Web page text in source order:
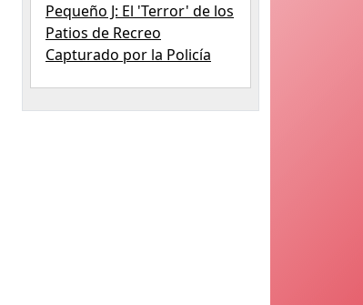
Pequeño J: El 'Terror' de los
Patios de Recreo
Capturado por la Policía